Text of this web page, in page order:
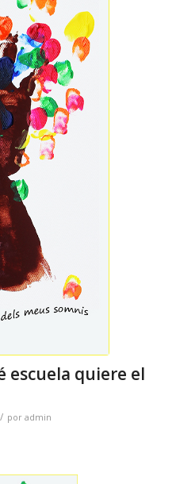
escuela quiere el
/ por admin